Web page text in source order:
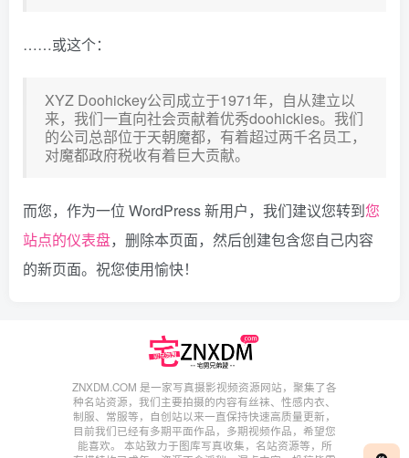
……或这个：
XYZ Doohickey公司成立于1971年，自从建立以
来，我们一直向社会贡献着优秀doohickies。我们
的公司总部位于天朝魔都，有着超过两千名员工，
对魔都政府税收有着巨大贡献。
而您，作为一位 WordPress 新用户，我们建议您转到您
站点的仪表盘，删除本页面，然后创建包含您自己内容
的新页面。祝您使用愉快！
ZNXDM.COM 是一家写真摄影视频资源网站，聚集了各
种名站资源，我们主要拍摄的内容有丝袜、性感内衣、
制服、常服等，自创站以来一直保持快速高质量更新，
目前我们已经有多期平面作品，多期视频作品，希望您
能喜欢。 本站致力于图库写真收集，名站资源等，所